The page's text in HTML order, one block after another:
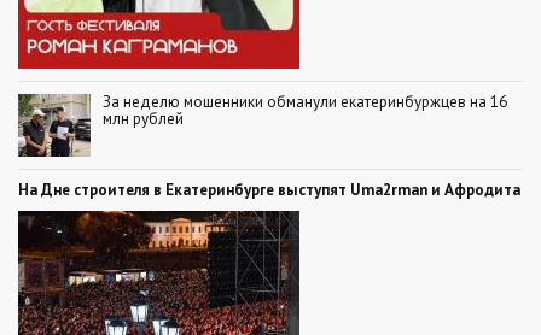
За неделю мошенники обманули екатеринбуржцев на 16
млн рублей
На Дне строителя в Екатеринбурге выступят Uma2rman и Афродита